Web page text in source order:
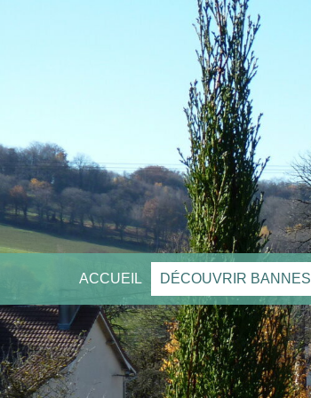
ACCUEIL DÉCOUVRIR BANNES